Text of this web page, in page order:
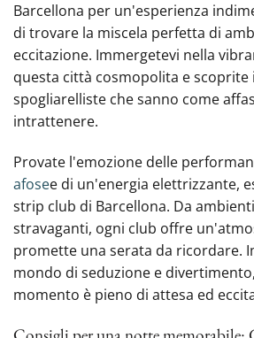
Barcellona per un'esperienza
di trovare la miscela perfetta di
eccitazione. Immergetevi nella
questa città cosmopolita e scoprite
spogliarelliste che sanno come
intrattenere.
Provate l'emozione delle
afosee di un'energia elettrizzante,
strip club di Barcellona. Da
stravaganti, ogni club offre
promette una serata da ricordare.
mondo di seduzione e
momento è pieno di attesa ed